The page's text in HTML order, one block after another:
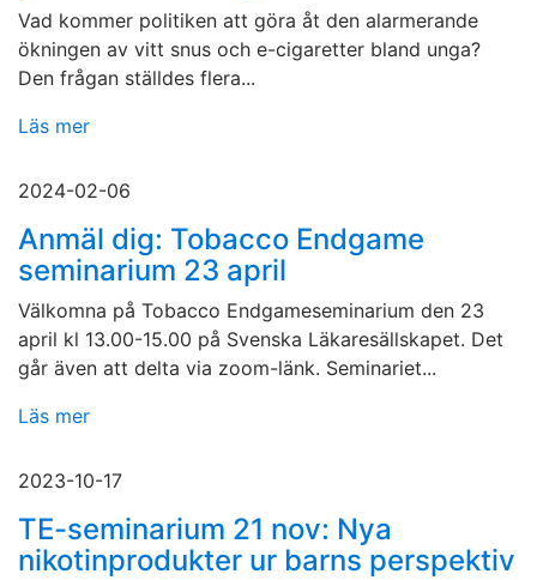
Vad kommer politiken att göra åt den alarmerande
ökningen av vitt snus och e-cigaretter bland unga?
Den frågan ställdes flera...
Läs mer
2024-02-06
Anmäl dig: Tobacco Endgame
seminarium 23 april
Välkomna på Tobacco Endgameseminarium den 23
april kl 13.00-15.00 på Svenska Läkaresällskapet. Det
går även att delta via zoom-länk. Seminariet...
Läs mer
2023-10-17
TE-seminarium 21 nov: Nya
nikotinprodukter ur barns perspektiv